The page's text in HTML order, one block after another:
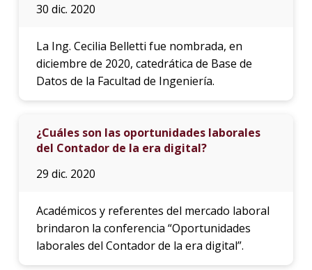
30 dic. 2020
La Ing. Cecilia Belletti fue nombrada, en
diciembre de 2020, catedrática de Base de
Datos de la Facultad de Ingeniería.
¿Cuáles son las oportunidades laborales
del Contador de la era digital?
29 dic. 2020
Académicos y referentes del mercado laboral
brindaron la conferencia “Oportunidades
laborales del Contador de la era digital”.